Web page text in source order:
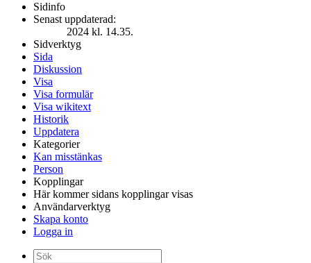
Sidinfo
Senast uppdaterad:
2024 kl. 14.35.
Sidverktyg
Sida
Diskussion
Visa
Visa formulär
Visa wikitext
Historik
Uppdatera
Kategorier
Kan misstänkas
Person
Kopplingar
Här kommer sidans kopplingar visas
Användarverktyg
Skapa konto
Logga in